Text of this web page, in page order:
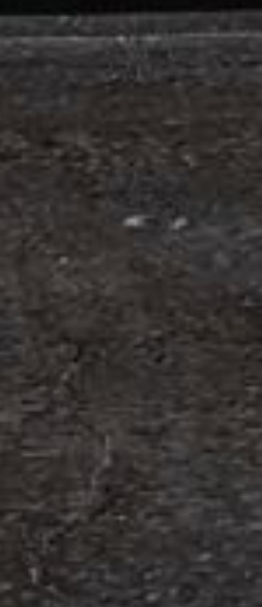
CARU
AB, ett svenskt företag
Detta förvärv